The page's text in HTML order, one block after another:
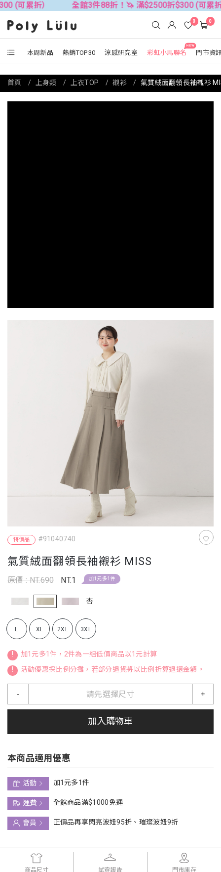
全館3件88折！🦄 滿$2500折$300 (可累折）
本周新品 熱銷TOP30 涼感研究室
NEW
彩虹小馬聯名 門市資
0 0
特價品 #91040740
氣質絨面翻領長袖襯衫 MISS
原價 : NT.690 NT.1 加1元多1件
杏
L XL 2XL 3XL
!
加1元多1件，2件為一組低價商品以1元計算
!
活動優惠採比例分攤，若部分退貨將以比例折算退還金額。
請先選擇尺寸
- +
加入購物車
本商品適用優惠
活動
加1元多1件
運費
全館商品滿$1000免運
會員
正價品再享閃亮波妞95折、璀璨波妞9折
商品尺寸 試穿報告 門市庫存
首頁 上身類 上衣TOP 襯衫 氣質絨面翻領長袖襯衫